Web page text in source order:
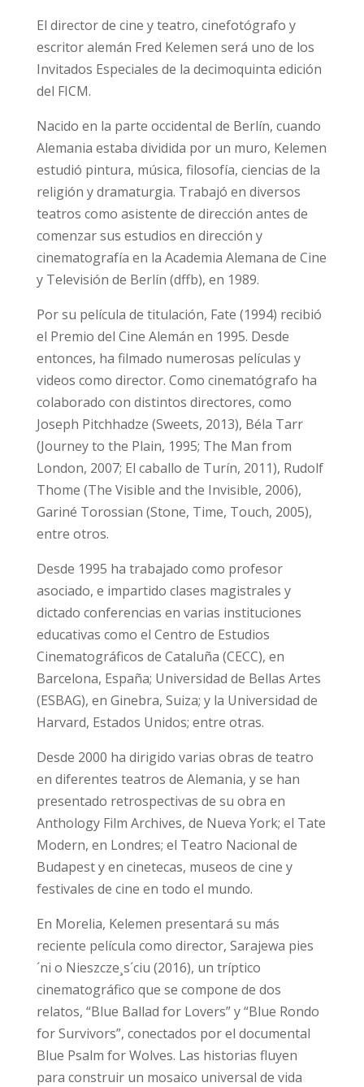
El director de cine y teatro, cinefotógrafo y
escritor alemán Fred Kelemen será uno de los
Invitados Especiales de la decimoquinta edición
del FICM.
Nacido en la parte occidental de Berlín, cuando
Alemania estaba dividida por un muro, Kelemen
estudió pintura, música, filosofía, ciencias de la
religión y dramaturgia. Trabajó en diversos
teatros como asistente de dirección antes de
comenzar sus estudios en dirección y
cinematografía en la Academia Alemana de Cine
y Televisión de Berlín (dffb), en 1989.
Por su película de titulación, Fate (1994) recibió
el Premio del Cine Alemán en 1995. Desde
entonces, ha filmado numerosas películas y
videos como director. Como cinematógrafo ha
colaborado con distintos directores, como
Joseph Pitchhadze (Sweets, 2013), Béla Tarr
(Journey to the Plain, 1995; The Man from
London, 2007; El caballo de Turín, 2011), Rudolf
Thome (The Visible and the Invisible, 2006),
Gariné Torossian (Stone, Time, Touch, 2005),
entre otros.
Desde 1995 ha trabajado como profesor
asociado, e impartido clases magistrales y
dictado conferencias en varias instituciones
educativas como el Centro de Estudios
Cinematográficos de Cataluña (CECC), en
Barcelona, España; Universidad de Bellas Artes
(ESBAG), en Ginebra, Suiza; y la Universidad de
Harvard, Estados Unidos; entre otras.
Desde 2000 ha dirigido varias obras de teatro
en diferentes teatros de Alemania, y se han
presentado retrospectivas de su obra en
Anthology Film Archives, de Nueva York; el Tate
Modern, en Londres; el Teatro Nacional de
Budapest y en cinetecas, museos de cine y
festivales de cine en todo el mundo.
En Morelia, Kelemen presentará su más
reciente película como director, Sarajewa pies
´ni o Nieszcze¸s´ciu (2016), un tríptico
cinematográfico que se compone de dos
relatos, “Blue Ballad for Lovers” y “Blue Rondo
for Survivors”, conectados por el documental
Blue Psalm for Wolves. Las historias fluyen
para construir un mosaico universal de vida